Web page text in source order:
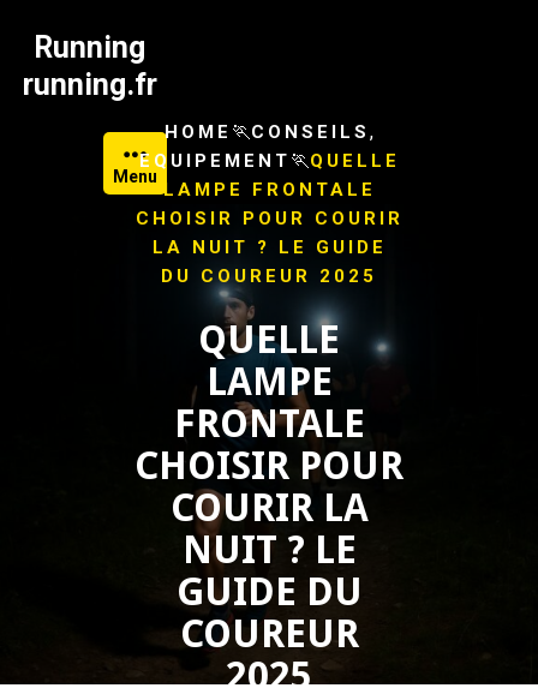
Running
running.fr
Menu
HOME 🏃 CONSEILS ,
EQUIPEMENT 🏃 QUELLE
LAMPE FRONTALE
CHOISIR POUR COURIR
LA NUIT ? LE GUIDE
DU COUREUR 2025
QUELLE
LAMPE
FRONTALE
CHOISIR POUR
COURIR LA
NUIT ? LE
GUIDE DU
COUREUR
2025